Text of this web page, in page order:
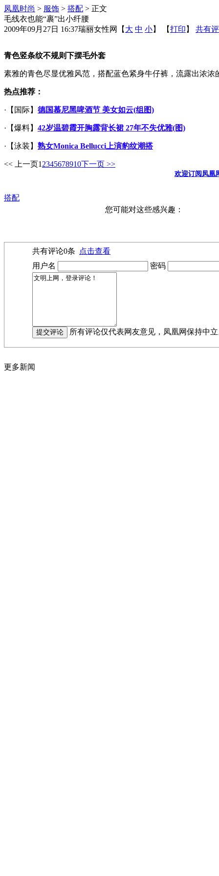
凤凰时尚 > 服饰 > 搭配 > 正文
毛线衣也能“裹”出小纤腰
2009年09月27日 16:37瑞丽女性网 【 大 中 小】 【打印 】 共有
青色竖条纹不规则下摆毛外套
素雅的青色尽显优雅风范，搭配蓝色紧身牛仔裤，流露出浓浓
热点推荐：
·【国际】 德国慕尼黑啤酒节 美女如云(组图)
·【爆料】 42岁温碧霞开胸露背长裙 27年不失优雅(图)
·【泳装】 熟女Monica Bellucci上演豹纹潮搭
<< 上一页1 2345678910下一页 >>
欢迎订阅凤凰
搭配
您可能对这些感兴趣：
共有评论0条
点击查看
用户名
密码
所有评论仅代表网友意见，凤凰网保持中
更多新闻